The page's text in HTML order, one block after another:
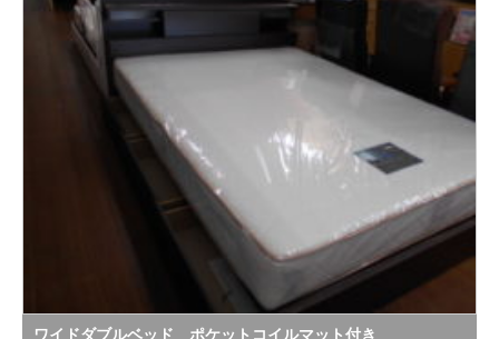
ワイドダブルベッド ポケットコイルマット付き